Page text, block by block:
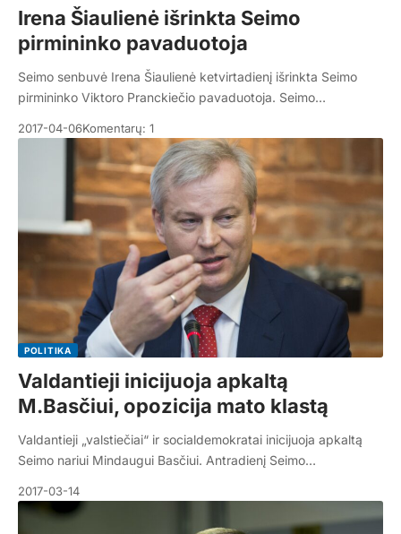
Irena Šiaulienė išrinkta Seimo
pirmininko pavaduotoja
Seimo senbuvė Irena Šiaulienė ketvirtadienį išrinkta Seimo
pirmininko Viktoro Pranckiečio pavaduotoja. Seimo…
2017-04-06Komentarų: 1
POLITIKA
Valdantieji inicijuoja apkaltą
M.Basčiui, opozicija mato klastą
Valdantieji „valstiečiai“ ir socialdemokratai inicijuoja apkaltą
Seimo nariui Mindaugui Basčiui. Antradienį Seimo…
2017-03-14